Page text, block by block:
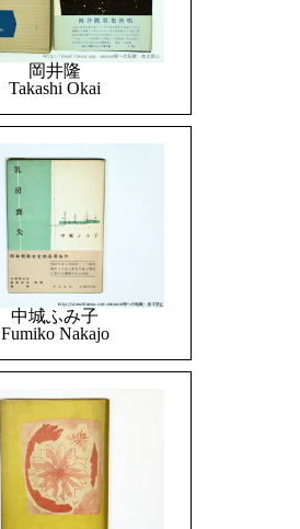
岡井隆
Takashi Okai
中城ふみ子
Fumiko Nakajo